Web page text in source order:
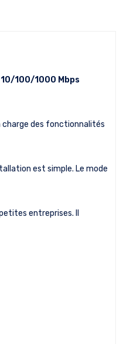
100/1000 Mbps
charge des fonctionnalités
est simple. Le mode
entreprises. Il